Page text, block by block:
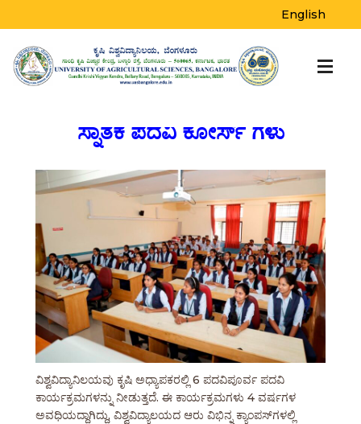
English
ಸ್ನಾತಕ ಪದವಿ ಕೋರ್ಸ್ ಗಳು
ವಿಶ್ವವಿದ್ಯಾನಿಲಯವು ಕೃಷಿ ಅಧ್ಯಾಪಕರಲ್ಲಿ 6 ಪದವಿಪೂರ್ವ ಪದವಿ
ಕಾರ್ಯಕ್ರಮಗಳನ್ನು ನೀಡುತ್ತದೆ. ಈ ಕಾರ್ಯಕ್ರಮಗಳು 4 ವರ್ಷಗಳ
ಅವಧಿಯದ್ದಾಗಿದ್ದು, ವಿಶ್ವವಿದ್ಯಾಲಯದ ಆರು ವಿಭಿನ್ನ ಕ್ಯಾಂಪಸ್‌ಗಳಲ್ಲಿ